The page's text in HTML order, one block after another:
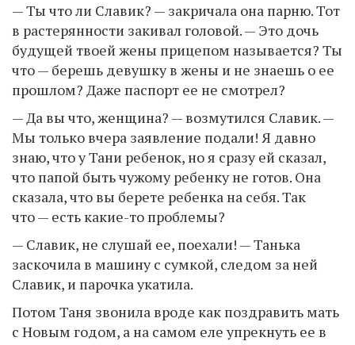
— Ты что ли Славик? — закричала она парню. Тот
в растерянности закивал головой. — Это дочь
будущей твоей жены прицепом называется? Ты
что — берешь девушку в жены и не знаешь о ее
прошлом? Даже паспорт ее не смотрел?
— Да вы что, женщина? — возмутился Славик. —
Мы только вчера заявление подали! Я давно
знаю, что у Тани ребенок, но я сразу ей сказал,
что папой быть чужому ребенку не готов. Она
сказала, что вы берете ребенка на себя. Так
что — есть какие-то проблемы?
— Славик, не слушай ее, поехали! — Танька
заскочила в машину с сумкой, следом за ней
Славик, и парочка укатила.
Потом Таня звонила вроде как поздравить мать
с Новым годом, а на самом еле упрекнуть ее в